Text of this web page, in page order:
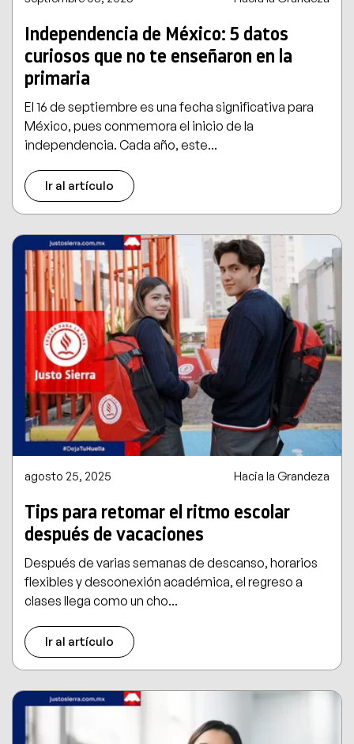
Independencia de México: 5 datos
curiosos que no te enseñaron en la
primaria
El 16 de septiembre es una fecha significativa para
México, pues conmemora el inicio de la
independencia. Cada año, este...
Ir al artículo
agosto 25, 2025 Hacia la Grandeza
Tips para retomar el ritmo escolar
después de vacaciones
Después de varias semanas de descanso, horarios
flexibles y desconexión académica, el regreso a
clases llega como un cho...
Ir al artículo